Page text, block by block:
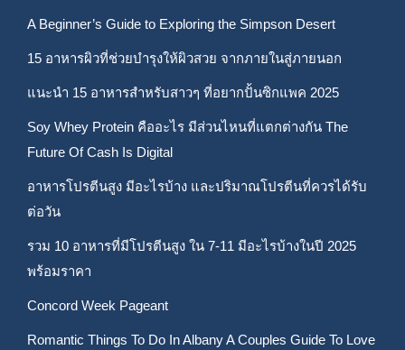
A Beginner’s Guide to Exploring the Simpson Desert
15 อาหารผิวที่ช่วยบำรุงให้ผิวสวย จากภายในสู่ภายนอก
แนะนำ 15 อาหารสำหรับสาวๆ ที่อยากปั้นซิกแพค 2025
Soy Whey Protein คืออะไร มีส่วนไหนที่แตกต่างกัน The
Future Of Cash Is Digital
อาหารโปรตีนสูง มีอะไรบ้าง และปริมาณโปรตีนที่ควรได้รับ
ต่อวัน
รวม 10 อาหารที่มีโปรตีนสูง ใน 7-11 มีอะไรบ้างในปี 2025
พร้อมราคา
Concord Week Pageant
Romantic Things To Do In Albany A Couples Guide To Love